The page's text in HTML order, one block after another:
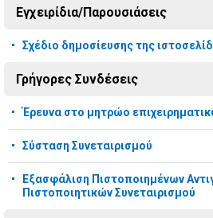
Εγχειρίδια/Παρουσιάσεις
Σχέδιο δημοσίευσης της
Γρήγορες Συνδέσεις
Έρευνα στο μητρώο
Σύσταση Συνεταιρισμού
Εξασφάλιση Πιστοποιημένων
Πιστοποιητικών Συνεταιρισμού